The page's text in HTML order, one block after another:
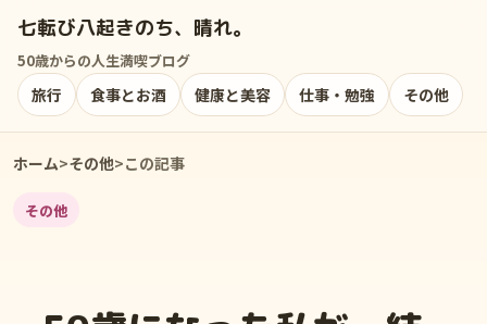
七転び八起きのち、晴れ。
50歳からの人生満喫ブログ
旅行 食事とお酒 健康と美容 仕事・勉強 その他
ホーム>その他>この記事
その他